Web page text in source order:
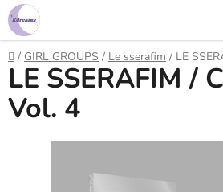
Prejsť
na
obsah
Domov
/ GIRL GROUPS / Le sserafim / LE
LE SSERAFIM /
Vol. 4